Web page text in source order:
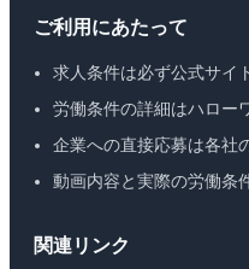
ご利用にあたって
求人条件は必ず公式サイ
労働条件の詳細はハロー
企業への直接応募は各社
動画内容と実際の労働条
関連リンク